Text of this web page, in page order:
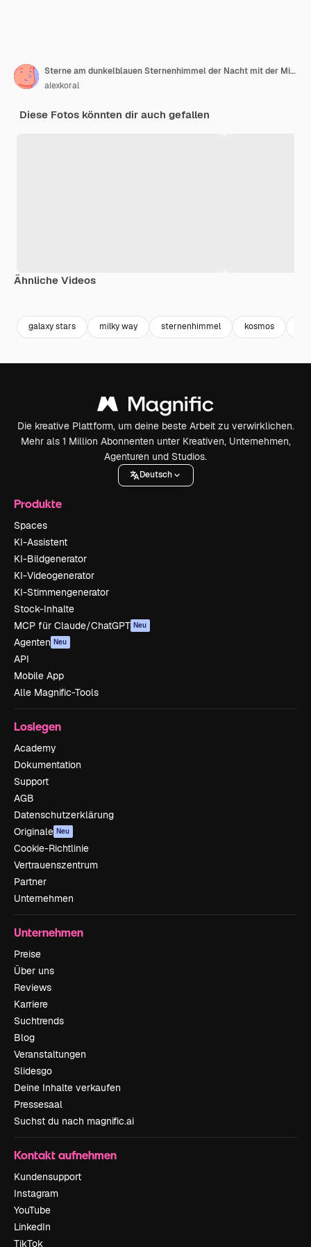
Sterne am dunkelblauen Sternenhimmel der Nacht mit der Milchstraße
alexkoral
Diese Fotos könnten dir auch gefallen
Ähnliche Videos
galaxy stars milky way sternenhimmel kosmos
Die kreative Plattform, um deine beste Arbeit zu verwirklichen.
Mehr als 1 Million Abonnenten unter Kreativen, Unternehmen,
Agenturen und Studios.
Deutsch
Produkte
Spaces
KI-Assistent
KI-Bildgenerator
KI-Videogenerator
KI-Stimmengenerator
Stock-Inhalte
MCP für Claude/ChatGPT Neu
Agenten Neu
API
Mobile App
Alle Magnific-Tools
Loslegen
Academy
Dokumentation
Support
AGB
Datenschutzerklärung
Originale Neu
Cookie-Richtlinie
Vertrauenszentrum
Partner
Unternehmen
Unternehmen
Preise
Über uns
Reviews
Karriere
Suchtrends
Blog
Veranstaltungen
Slidesgo
Deine Inhalte verkaufen
Pressesaal
Suchst du nach magnific.ai
Kontakt aufnehmen
Kundensupport
Instagram
YouTube
LinkedIn
TikTok